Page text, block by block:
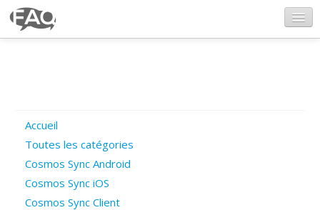
Poser une question
Questions ouvertes
Accueil
Toutes les catégories
Cosmos Sync Android
Cosmos Sync iOS
Cosmos Sync Client